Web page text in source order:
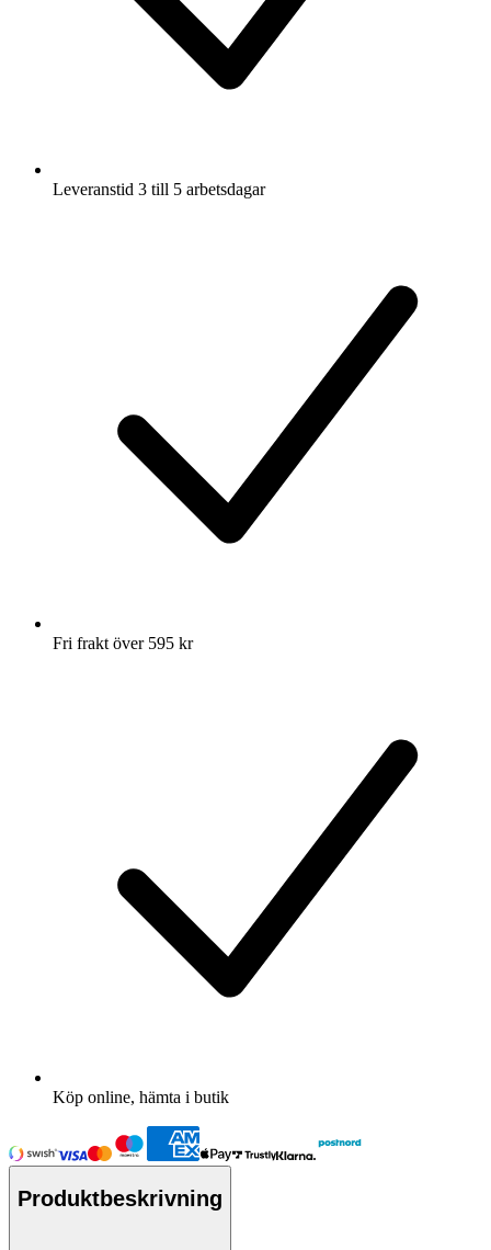
Leveranstid 3 till 5 arbetsdagar
Fri frakt över 595 kr
Köp online, hämta i butik
Produktbeskrivning